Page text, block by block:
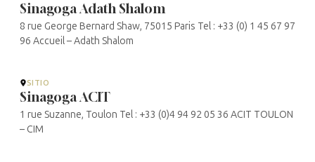
Sinagoga Adath Shalom
8 rue George Bernard Shaw, 75015 Paris Tel : +33 (0) 1 45 67 97
96 Accueil – Adath Shalom
SITIO
Sinagoga ACIT
1 rue Suzanne, Toulon Tel : +33 (0)4 94 92 05 36 ACIT TOULON
– CIM